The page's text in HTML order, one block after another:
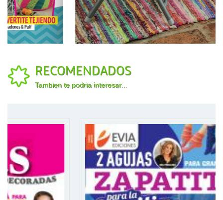
RECOMENDADOS
Tambien te podria interesar...